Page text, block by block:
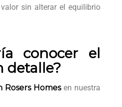
sin alterar el equilibrio
conocer el
detalle?
Rosers Homesen nuestra